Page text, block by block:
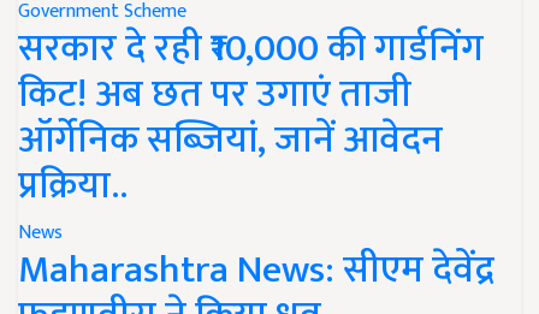
Government Scheme
सरकार दे रही ₹10,000 की गार्डनिंग
किट! अब छत पर उगाएं ताजी
ऑर्गेनिक सब्जियां, जानें आवेदन
प्रक्रिया..
News
Maharashtra News: सीएम देवेंद्र